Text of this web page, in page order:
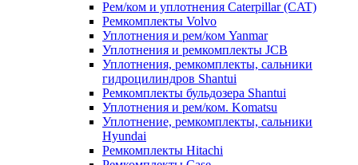
Рем/ком и уплотнения Caterpillar (CAT)
Ремкомплекты Volvo
Уплотнения и рем/ком Yanmar
Уплотнения и ремкомплекты JCB
Уплотнения, ремкомплекты, сальники
гидроцилиндров Shantui
Ремкомплекты бульдозера Shantui
Уплотнения и рем/ком. Komatsu
Уплотнение, ремкомплекты, сальники
Hyundai
Ремкомплекты Hitachi